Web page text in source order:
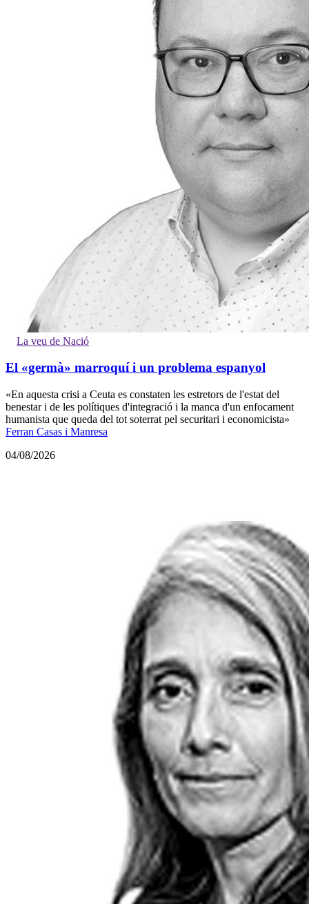
La veu de Nació
El «germà» marroquí i un problema espanyol
«En aquesta crisi a Ceuta es constaten les estretors de l'estat del
benestar i de les polítiques d'integració i la manca d'un enfocament
humanista que queda del tot soterrat pel securitari i economicista»
Ferran Casas i Manresa
04/08/2026